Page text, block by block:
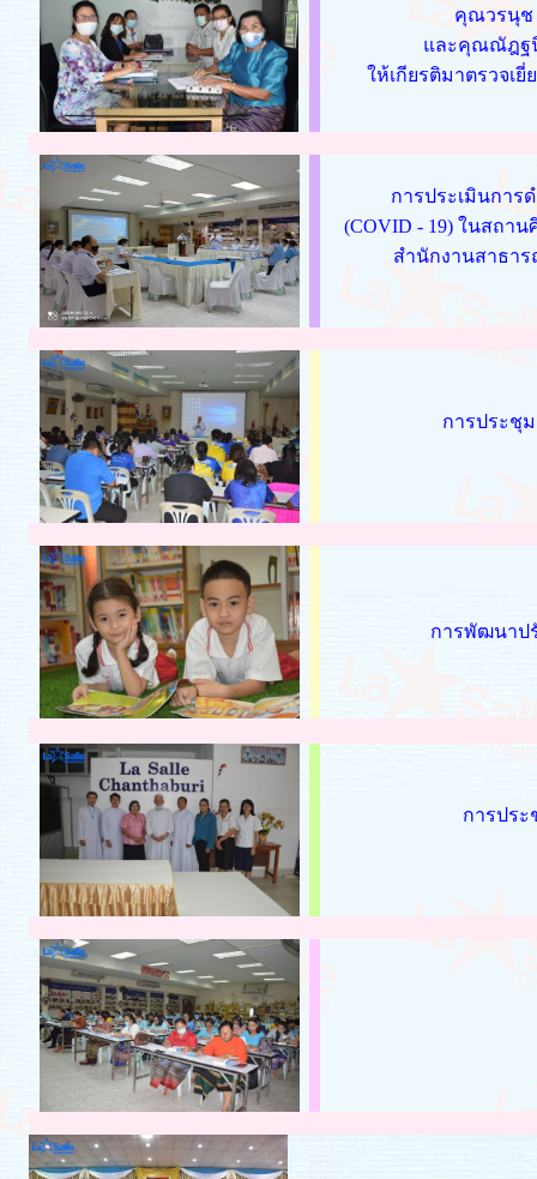
คุณวรนุช
และคุณณัฎฐ
ให้เกียรติมาตรวจเ
การประเมินการ
(COVID - 19) ในสถา
สำนักงานสาธา
การประชุ
การพัฒนาป
การปร